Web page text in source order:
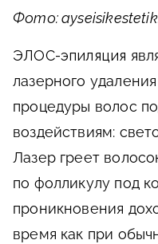
Фото:
ЭЛОС-эпиляция
лазерного
процедуры волос
воздействиям:
Лазер греет
по фолликулу под
проникновения
время как при